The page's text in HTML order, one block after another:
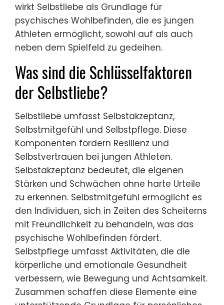
wirkt Selbstliebe als Grundlage für
psychisches Wohlbefinden, die es jungen
Athleten ermöglicht, sowohl auf als auch
neben dem Spielfeld zu gedeihen.
Was sind die Schlüsselfaktoren
der Selbstliebe?
Selbstliebe umfasst Selbstakzeptanz,
Selbstmitgefühl und Selbstpflege. Diese
Komponenten fördern Resilienz und
Selbstvertrauen bei jungen Athleten.
Selbstakzeptanz bedeutet, die eigenen
Stärken und Schwächen ohne harte Urteile
zu erkennen. Selbstmitgefühl ermöglicht es
den Individuen, sich in Zeiten des Scheiterns
mit Freundlichkeit zu behandeln, was das
psychische Wohlbefinden fördert.
Selbstpflege umfasst Aktivitäten, die die
körperliche und emotionale Gesundheit
verbessern, wie Bewegung und Achtsamkeit.
Zusammen schaffen diese Elemente eine